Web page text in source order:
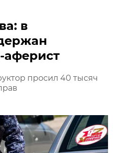
в
аферист
просил 40 тысяч